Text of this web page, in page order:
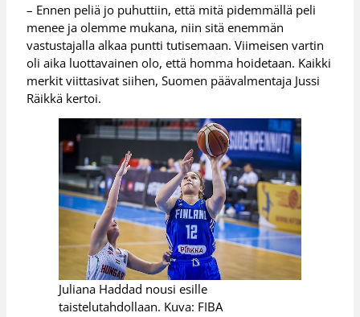
– Ennen peliä jo puhuttiin, että mitä pidemmällä peli
menee ja olemme mukana, niin sitä enemmän
vastustajalla alkaa puntti tutisemaan. Viimeisen vartin
oli aika luottavainen olo, että homma hoidetaan. Kaikki
merkit viittasivat siihen, Suomen päävalmentaja Jussi
Räikkä kertoi.
Juliana Haddad nousi esille
taistelutahdollaan. Kuva: FIBA